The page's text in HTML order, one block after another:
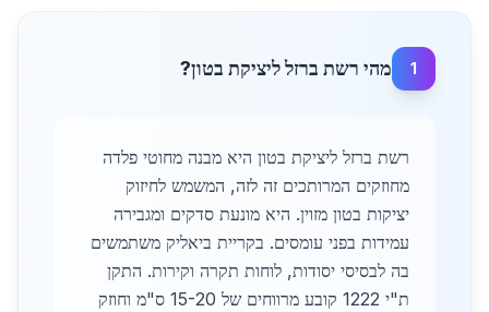
1 מהי רשת ברזל ליציקת בטון?
רשת ברזל ליציקת בטון היא מבנה מחוטי פלדה
מחוזקים המרותכים זה לזה, המשמש לחיזוק
יציקות בטון מזוין. היא מונעת סדקים ומגבירה
עמידות בפני עומסים. בקריית ביאליק משתמשים
בה לבסיסי יסודות, לוחות תקרה וקירות. התקן
ת"י 1222 קובע מרווחים של 15-20 ס"מ וחוזק